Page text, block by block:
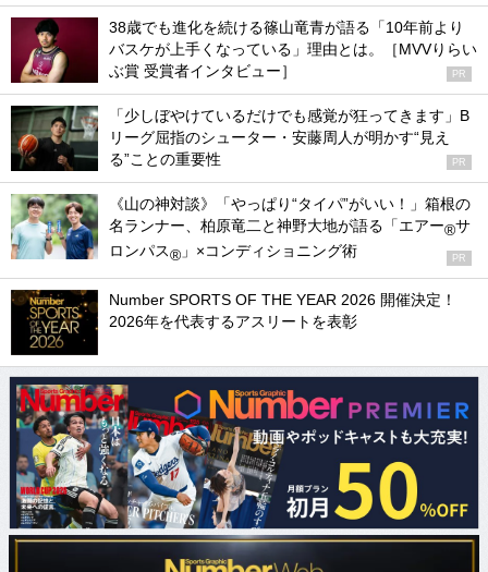
38歳でも進化を続ける篠山竜青が語る「10年前より
バスケが上手くなっている」理由とは。［MVVりらい
ぶ賞 受賞者インタビュー］
PR
「少しぼやけているだけでも感覚が狂ってきます」B
リーグ屈指のシューター・安藤周人が明かす“見え
る”ことの重要性
PR
《山の神対談》「やっぱり“タイパ”がいい！」箱根の
名ランナー、柏原竜二と神野大地が語る「エアー®サ
ロンパス® 」×コンディショニング術 PR
Number SPORTS OF THE YEAR 2026 開催決定！
2026年を代表するアスリートを表彰